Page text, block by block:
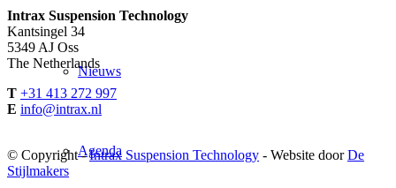
Nieuws
Agenda
Intrax Suspension Technology
Kantsingel 34
5349 AJ Oss
The Netherlands
T +31 413 272 997
E info@intrax.nl
© Copyright -Intrax Suspension Technology - Website doorDe
Stijlmakers